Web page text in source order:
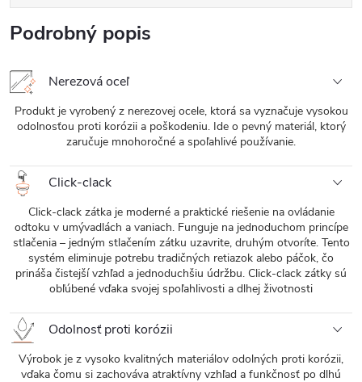
Podrobný popis
Nerezová oceľ
Produkt je vyrobený z nerezovej ocele, ktorá sa vyznačuje vysokou
odolnosťou proti korózii a poškodeniu. Ide o pevný materiál, ktorý
zaručuje mnohoročné a spoľahlivé používanie.
Click-clack
Click-clack zátka je moderné a praktické riešenie na ovládanie
odtoku v umývadlách a vaniach. Funguje na jednoduchom princípe
stlačenia – jedným stlačením zátku uzavrite, druhým otvoríte. Tento
systém eliminuje potrebu tradičných retiazok alebo páčok, čo
prináša čistejší vzhľad a jednoduchšiu údržbu. Click-clack zátky sú
obľúbené vďaka svojej spoľahlivosti a dlhej životnosti
Odolnosť proti korózii
Výrobok je z vysoko kvalitných materiálov odolných proti korózii,
vďaka čomu si zachováva atraktívny vzhľad a funkčnosť po dlhú